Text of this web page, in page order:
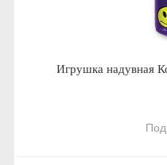
Игрушка надувная
Под